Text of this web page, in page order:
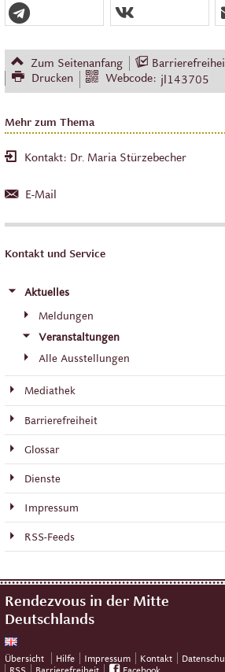
Zum Seitenanfang
Drucken
Webcode: jl143705
Mehr zum Thema
Kontakt: Dr. Maria Stürzebecher
E-Mail
Kontakt und Service
Aktuelles
Meldungen
Veranstaltungen
Alle Ausstellungen
Mediathek
Barrierefreiheit
Glossar
Dienste
Impressum
RSS-Feeds
Rendezvous in der Mitte
Deutschlands
Übersicht Hilfe Impressum Kontakt